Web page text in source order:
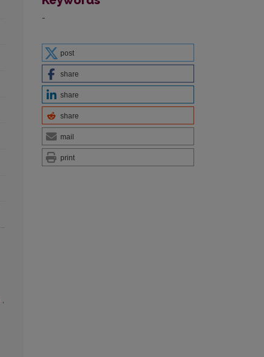
-
post
share
share
share
mail
print
,